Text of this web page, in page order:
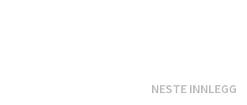
NESTE INNLEGG